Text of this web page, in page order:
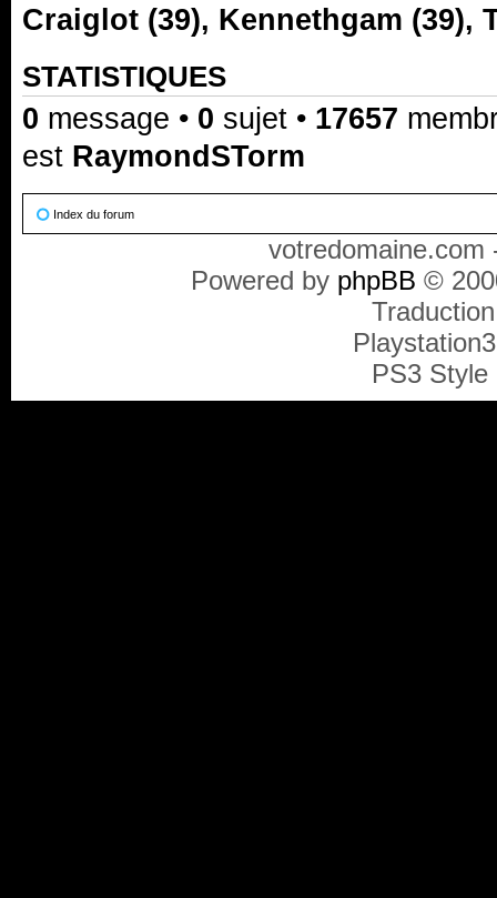
Craiglot (39), Kennethgam (39),
STATISTIQUES
0 message • 0 sujet • 17657
est RaymondSTorm
Index du forum
votredomaine.com
Powered by phpBB ©
PS3